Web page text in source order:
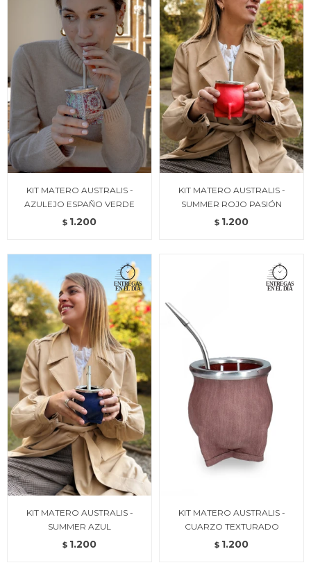
KIT MATERO AUSTRALIS -
AZULEJO ESPAÑO VERDE
$ 1.200
KIT MATERO AUSTRALIS -
SUMMER ROJO PASIÓN
$ 1.200
KIT MATERO AUSTRALIS -
SUMMER AZUL
$ 1.200
KIT MATERO AUSTRALIS -
CUARZO TEXTURADO
$ 1.200